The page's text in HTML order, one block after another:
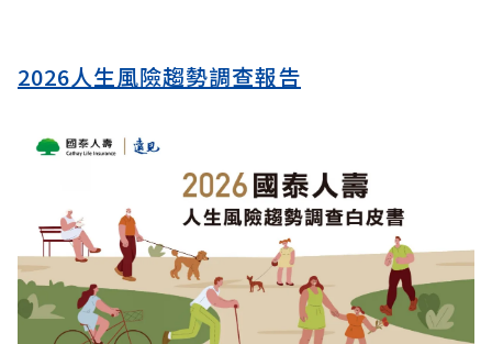
2026人生風險趨勢調查報告